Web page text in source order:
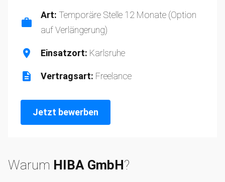
Art: Temporäre Stelle 12 Monate (Option
auf Verlängerung)
Einsatzort: Karlsruhe
Vertragsart: Freelance
Jetzt bewerben
Warum HIBA GmbH?